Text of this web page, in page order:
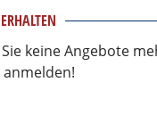
keine Angebote